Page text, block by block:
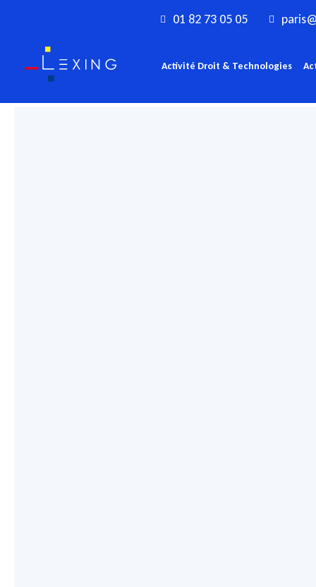
contenu
01 82 73 05 05
Activité Droit & Technologies